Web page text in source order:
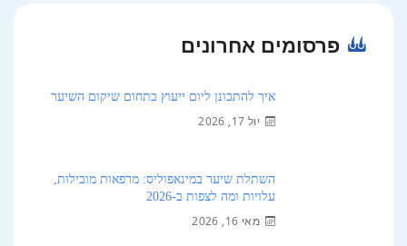
פרסומים אחרונים
איך להתכונן ליום ייעוץ בתחום שיקום השיער
יול 17, 2026
השתלת שיער במינאפוליס: מרפאות מובילות,
עלויות ומה לצפות ב-2026
מאי 16, 2026